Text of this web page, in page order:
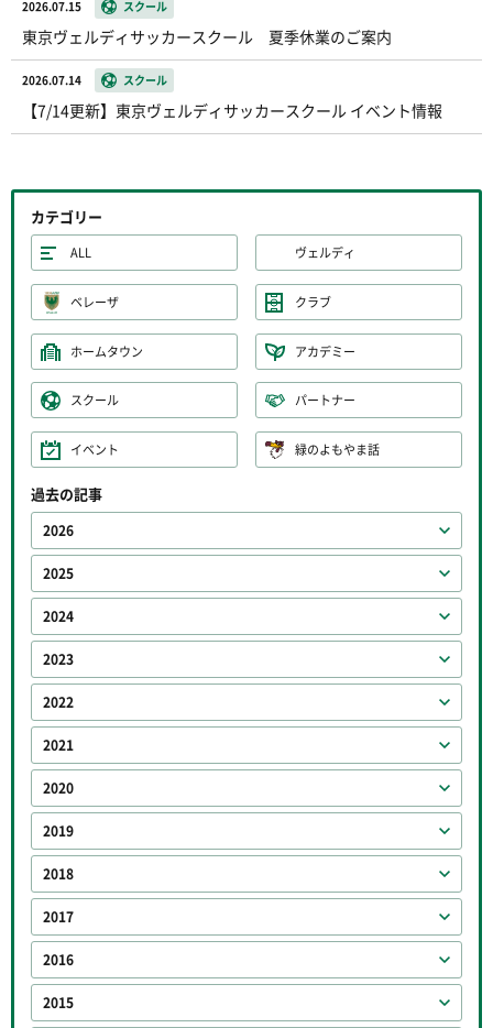
2026.07.15 スクール
東京ヴェルディサッカースクール 夏季休業のご案内
2026.07.14 スクール
【7/14更新】東京ヴェルディサッカースクール イベント情報
カテゴリー
ALL ヴェルディ
ベレーザ クラブ
ホームタウン アカデミー
スクール パートナー
イベント 緑のよもやま話
過去の記事
2026
2025
2024
2023
2022
2021
2020
2019
2018
2017
2016
2015